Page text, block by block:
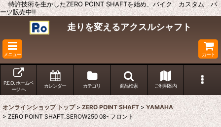
特許技術を生かしたZERO POINT SHAFTを始め、バイク カスタム パ
ーツ販売中!!
走りを変えるアクスルシャフト
メニュー カート
P.E.O. ホームペ
ージ へ
カレンダー カテゴリ 商品検索 ご利用案内
オンラインショップ トップ > ZERO POINT SHAFT > YAMAHA
> ZERO POINT SHAFT_SEROW250 08- フロント